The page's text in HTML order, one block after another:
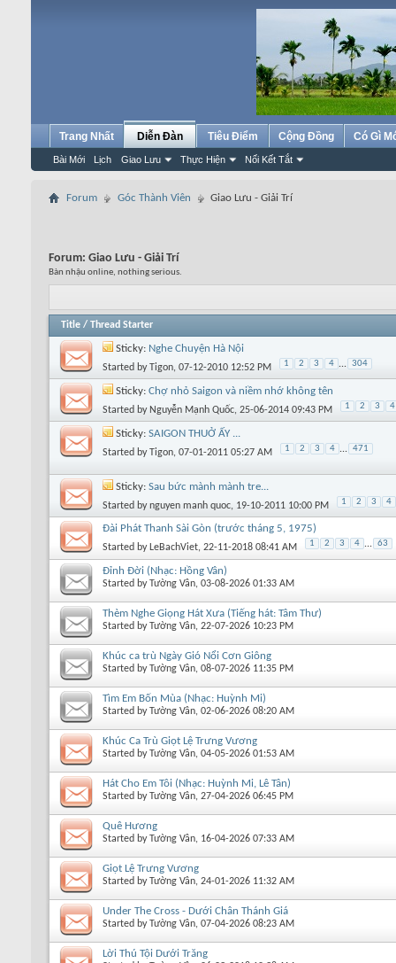
Trang Nhất Diễn Đàn
Bài Mới Lịch Giao Lưu Thực Hiện Nối Kết Tắt
Tiêu Điểm Cộng Đồng Có Gì
Forum Góc Thành Viên Giao Lưu - Giải Trí
Forum: Giao Lưu - Giải Trí
Bàn nhậu online, nothing serious.
Title / Thread Starter
Sticky: Nghe Chuyện Hà Nội
Started byTigon, 07-12-2010 12:52 PM 1 2 3 4 ... 304
Sticky: Chợ nhỏ Saigon và niềm nhớ không tên
Started by Nguyễn Mạnh Quốc, 25-06-2014 09:43 PM 1 2 3 4
Sticky: SAIGON THUỞ ẤY ...
Started byTigon, 07-01-2011 05:27 AM 1 2 3 4 ... 471
Sticky: Sau bức mành mành tre...
Started bynguyen manh quoc, 19-10-2011 10:00 PM 1 2 3 4
Đài Phát Thanh Sài Gòn (trước tháng 5, 1975)
Started by LeBachViet, 22-11-2018 08:41 AM 1 2 3 4 ... 63
Đỉnh Đời (Nhạc: Hồng Vân)
Started by Tường Vân, 03-08-2026 01:33 AM
Thèm Nghe Giọng Hát Xưa (Tiếng hát: Tâm Thư)
Started by Tường Vân, 22-07-2026 10:23 PM
Khúc ca trù Ngày Gió Nổi Cơn Giông
Started by Tường Vân, 08-07-2026 11:35 PM
Tìm Em Bốn Mùa (Nhạc: Huỳnh Mi)
Started by Tường Vân, 02-06-2026 08:20 AM
Khúc Ca Trù Giọt Lệ Trưng Vương
Started by Tường Vân, 04-05-2026 01:53 AM
Hát Cho Em Tôi (Nhạc: Huỳnh Mi, Lê Tân)
Started by Tường Vân, 27-04-2026 06:45 PM
Quê Hương
Started by Tường Vân, 16-04-2026 07:33 AM
Giọt Lệ Trưng Vương
Started by Tường Vân, 24-01-2026 11:32 AM
Under The Cross - Dưới Chân Thánh Giá
Started by Tường Vân, 07-04-2026 08:23 AM
Lời Thú Tội Dưới Trăng